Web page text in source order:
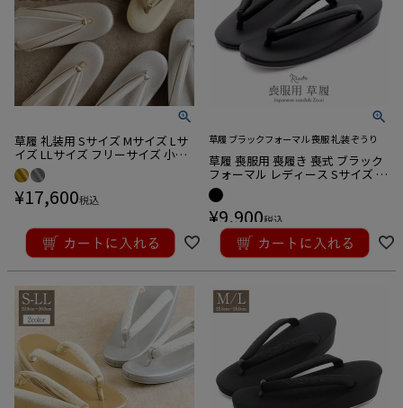
草履 礼装用 Sサイズ Mサイズ Lサ
イズ LLサイズ フリーサイズ 小さ
いサイズ 大きいサイズ ゴールド
シルバー シャンパンゴールド 金
銀 日本製
¥17,600税込
草履 ブラックフォーマル 喪服 礼装 ぞうり
草履 喪服用 喪履き 喪式 ブラック
フォーマル レディース Sサイズ M
サイズ Lサイズ LLサイズ 小さい
大きい フリー 合皮 1枚芯 女性 礼
装用
¥9,900税込